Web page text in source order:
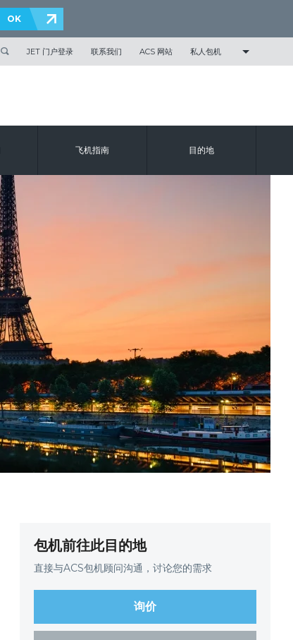
OK
JET 门户登录 联系我们 ACS 网站 私人包机
飞机指南 目的地
包机前往此目的地
直接与ACS包机顾问沟通，讨论您的需求
询价